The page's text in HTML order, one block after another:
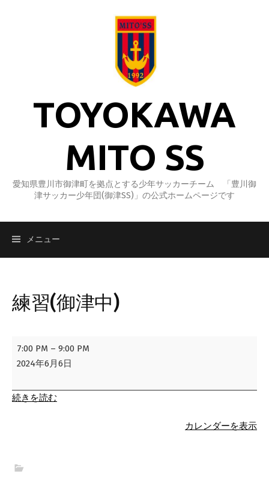
TOYOKAWA
MITO SS
愛知県豊川市御津町を拠点とする少年サッカーチーム 「豊川御
津サッカー少年団(御津SS)」の公式ホームページです
メニュー
練習(御津中)
練
習
津
中)
7:00 PM – 9:00 PM
2024年6月6日
続きを読む
カレンダーを表示